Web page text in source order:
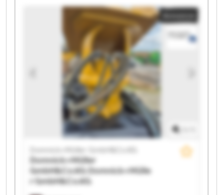
Domnick+Müller GmbH&Co.KG Domnick+Müller
GmbH&Co.KG Domnick+Müller GmbH&Co.KG
Domnick+Müller GmbH&Co.KG Domnick+Müller
GmbH&Co.KG Domnick+Müller GmbH&Co.KG
Domnick+Müller GmbH&Co.KG Domnick+Müller
GmbH&Co.KG Domnick+Müller GmbH&Co.KG
Domnick+Müller GmbH&Co.KG Domnick+Müller
GmbH&Co.KG Domnick+Müller GmbH&Co.KG
Domnick+Müller GmbH&Co.KG Domnick+Müller
GmbH&Co.KG
Annonce
Domnick+Müller GmbH&Co.KG
Domnick+Müller
GmbH&Co.KG Domnick+Mülle
r GmbH&Co.KG